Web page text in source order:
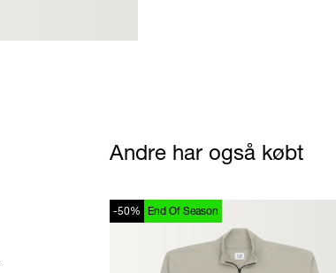
Andre har også købt
-50% End Of Season